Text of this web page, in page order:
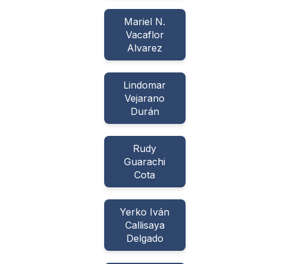
Mariel N.
Vacaflor
Alvarez
Lindomar
Vejarano
Durán
Rudy
Guarachi
Cota
Yerko Iván
Callisaya
Delgado